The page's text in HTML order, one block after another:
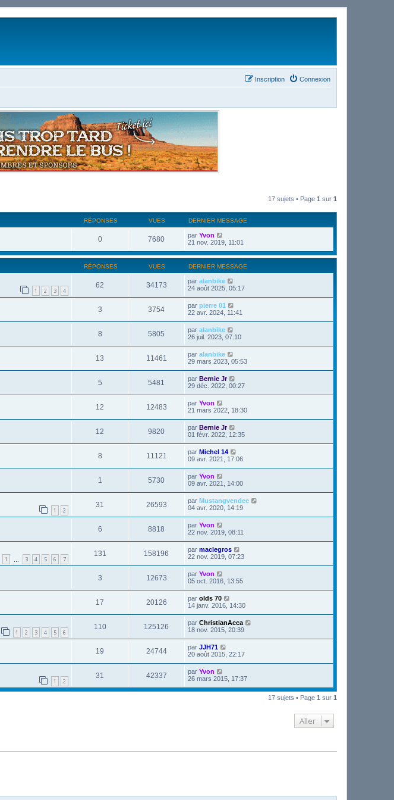
Connexion
Inscription
17 sujets • Page 1 sur 1
RÉPONSES VUES DERNIER MESSAGE
0 7680 par Yvon
21 nov. 2019, 11:01
RÉPONSES VUES DERNIER MESSAGE
1 2 3 4
62 34173 par alanbike
24 août 2025, 05:17
3 3754 par pierre 01
22 avr. 2024, 11:41
8 5805 par alanbike
26 juil. 2023, 07:10
13 11461 par alanbike
29 mars 2023, 05:53
5 5481 par Bernie Jr
29 déc. 2022, 00:27
12 12483 par Yvon
21 mars 2022, 18:30
12 9820 par Bernie Jr
01 févr. 2022, 12:35
8 11121 par Michel 14
09 avr. 2021, 17:06
1 5730 par Yvon
09 avr. 2021, 14:00
1 2
31 26593 par Mustangvendee
04 avr. 2020, 14:19
6 8818 par Yvon
22 nov. 2019, 08:11
1 3 4 5 6 7
131 158196 par maclegros
22 nov. 2019, 07:23
3 12673 par Yvon
05 oct. 2016, 13:55
17 20126 par olds 70
14 janv. 2016, 14:30
1 2 3 4 5 6
110 125126 par ChristianAcca
18 nov. 2015, 20:39
19 24744 par JJH71
20 août 2015, 22:17
1 2
31 42337 par Yvon
26 mars 2015, 17:37
17 sujets • Page 1 sur 1
Aller